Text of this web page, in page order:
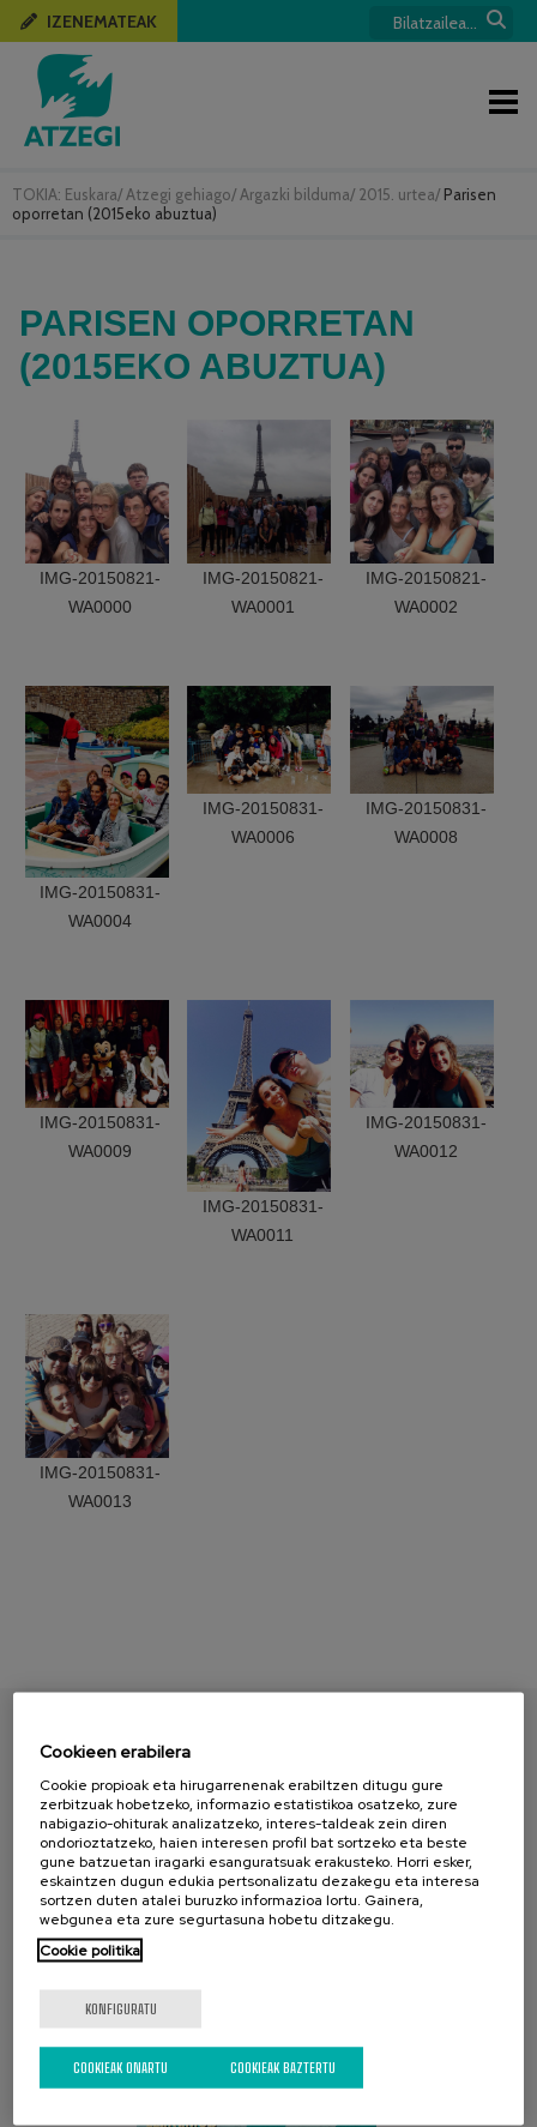
TOKIA: Euskara/ Atzegi gehiago/ Argazki bilduma/ 2015. urtea/ Parisen
oporretan (2015eko abuztua)
IZENEMATEAK
PARISEN OPORRETAN
(2015EKO ABUZTUA)
IMG-20150821-
WA0000
IMG-20150821-
WA0001
IMG-20150821-
WA0002
IMG-20150831-
WA0004
IMG-20150831-
WA0006
IMG-20150831-
WA0008
IMG-20150831-
WA0009
IMG-20150831-
WA0011
IMG-20150831-
WA0012
IMG-20150831-
WA0013
AURKITU ZURE PAPERA
AZKEN KANPAINA
Cookieen erabilera
Cookie propioak eta hirugarrenenak erabiltzen ditugu gure
zerbitzuak hobetzeko, informazio estatistikoa osatzeko, zure
nabigazio-ohiturak analizatzeko, interes-taldeak zein diren
ondorioztatzeko, haien interesen profil bat sortzeko eta beste
gune batzuetan iragarki esanguratsuak erakusteko. Horri esker,
eskaintzen dugun edukia pertsonalizatu dezakegu eta interesa
sortzen duten atalei buruzko informazioa lortu. Gainera,
webgunea eta zure segurtasuna hobetu ditzakegu.
Cookie politika
KONFIGURATU
COOKIEAK BAZTERTU
COOKIEAK ONARTU